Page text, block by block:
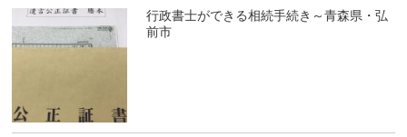
行政書士ができる相続手続き～青森県・弘
前市